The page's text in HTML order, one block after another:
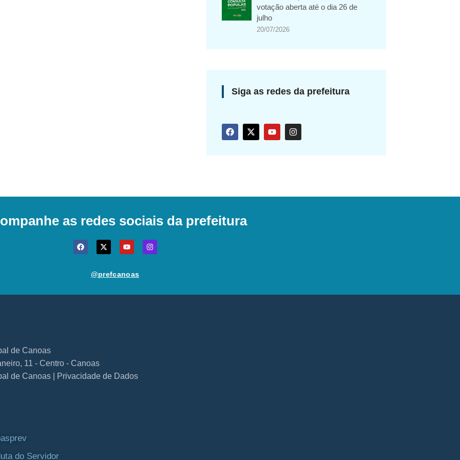
votação aberta até o dia 26 de
julho
20/07/2026
Siga as redes da prefeitura
as redes sociais da prefeitura
@prefcanoas
de Canoas
11 - Centro - Canoas
de Canoas | Privacidade de Dados
do Servidor